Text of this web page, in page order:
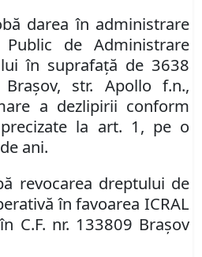
darea în administrare
Public de Administrare
în suprafaţă de 3638
str. Apollo f.n.,
a dezlipirii conform
la art. 1, pe o
ani.
revocarea dreptului de
în favoarea ICRAL
C.F. nr. 133809 Braşov